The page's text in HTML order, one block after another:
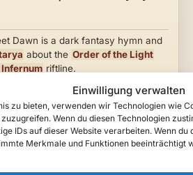
Einwilligung verwalten
zu bieten, verwenden wir Technologien wie
Wenn du diesen Technologien
IDs auf dieser Website verarbeiten. Wenn
Merkmale und Funktionen beeinträchtigt
about the Order of the Light
Infernum riftline.
Toggle